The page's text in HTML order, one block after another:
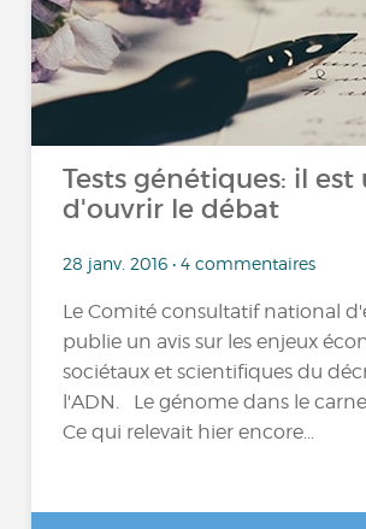
Tests génétiques: il
d'ouvrir le débat
28 janv. 2016 • 4 commentaires
Le Comité consultatif national
publie un avis sur les enjeux
sociétaux et scientifiques du
l'ADN. Le génome dans le
Ce qui relevait hier encore...